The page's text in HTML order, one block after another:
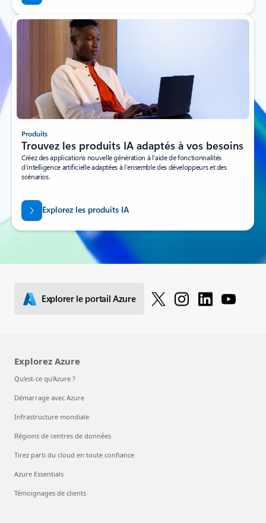
Produits
Trouvez les produits IA adaptés à vos besoins
Créez des applications nouvelle génération à l’aide de fonctionnalités
d’intelligence artificielle adaptées à l’ensemble des développeurs et des
scénarios.
Explorez les produits IA
Explorer le portail Azure
Explorez Azure
Qu’est-ce qu’Azure ?
Démarrage avec Azure
Infrastructure mondiale
Régions de centres de données
Tirez parti du cloud en toute confiance
Azure Essentials
Témoignages de clients